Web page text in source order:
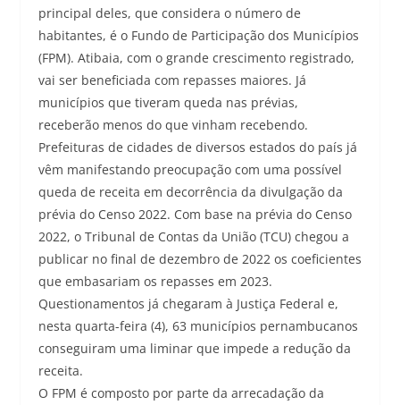
principal deles, que considera o número de
habitantes, é o Fundo de Participação dos Municípios
(FPM). Atibaia, com o grande crescimento registrado,
vai ser beneficiada com repasses maiores. Já
municípios que tiveram queda nas prévias,
receberão menos do que vinham recebendo.
Prefeituras de cidades de diversos estados do país já
vêm manifestando preocupação com uma possível
queda de receita em decorrência da divulgação da
prévia do Censo 2022. Com base na prévia do Censo
2022, o Tribunal de Contas da União (TCU) chegou a
publicar no final de dezembro de 2022 os coeficientes
que embasariam os repasses em 2023.
Questionamentos já chegaram à Justiça Federal e,
nesta quarta-feira (4), 63 municípios pernambucanos
conseguiram uma liminar que impede a redução da
receita.
O FPM é composto por parte da arrecadação da